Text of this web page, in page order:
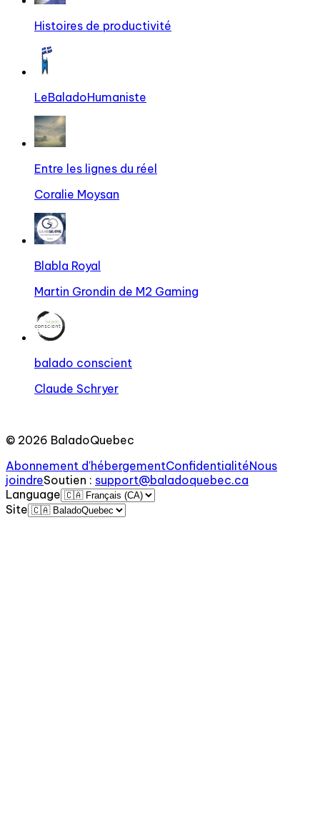
Histoires de productivité
LeBaladoHumaniste
Entre les lignes du réel
Coralie Moysan
Blabla Royal
Martin Grondin de M2 Gaming
balado conscient
Claude Schryer
© 2026 BaladoQuebec
Abonnement d'hébergementConfidentialitéNous
joindreSoutien : support@baladoquebec.ca
Language
Site